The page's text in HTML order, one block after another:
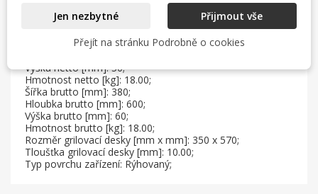
Šířka netto [mm]: 350;
Výška netto [mm]: 50;
Hmotnost netto [kg]: 18.00;
Šířka brutto [mm]: 380;
Hloubka brutto [mm]: 600;
Výška brutto [mm]: 60;
Hmotnost brutto [kg]: 18.00;
Rozměr grilovací desky [mm x mm]: 350 x 570;
Tloušťka grilovací desky [mm]: 10.00;
Typ povrchu zařízení: Rýhovaný;
Jen nezbytné
Přijmout vše
Přejít na stránku Podrobně o cookies